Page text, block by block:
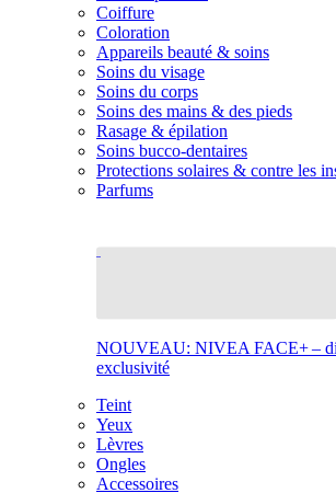
Coiffure
Coloration
Appareils beauté & soins
Soins du visage
Soins du corps
Soins des mains & des pieds
Rasage & épilation
Soins bucco-dentaires
Protections solaires & contre les
Parfums
NOUVEAU: NIVEA FACE+ –
exclusivité
Teint
Yeux
Lèvres
Ongles
Accessoires